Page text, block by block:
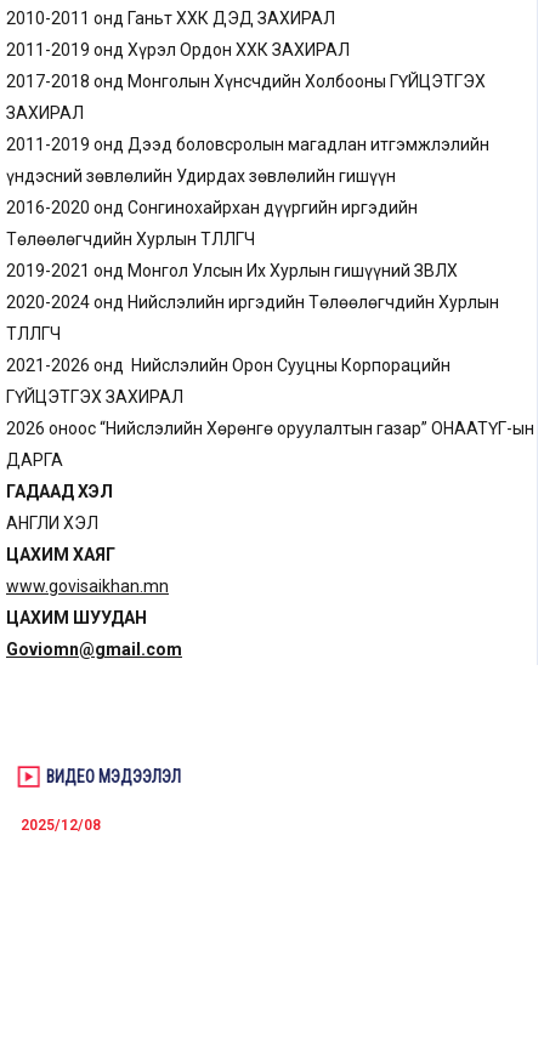
2010-2011 онд Ганьт ХХК ДЭД ЗАХИРАЛ
2011-2019 онд Хүрэл Ордон ХХК ЗАХИРАЛ
2017-2018 онд Монголын Хүнсчдийн Холбооны ГҮЙЦЭТГЭХ
ЗАХИРАЛ
2011-2019 онд Дээд боловсролын магадлан итгэмжлэлийн
үндэсний зөвлөлийн Удирдах зөвлөлийн гишүүн
2016-2020 онд Сонгинохайрхан дүүргийн иргэдийн
Төлөөлөгчдийн Хурлын ТӨЛӨӨЛӨГЧ
2019-2021 онд Монгол Улсын Их Хурлын гишүүний ЗӨВЛӨХ
2020-2024 онд Нийслэлийн иргэдийн Төлөөлөгчдийн Хурлын
ТӨЛӨӨЛӨГЧ
2021-2026 онд Нийслэлийн Орон Сууцны Корпорацийн
ГҮЙЦЭТГЭХ ЗАХИРАЛ
2026 оноос “Нийслэлийн Хөрөнгө оруулалтын газар” ОНӨААТҮГ-ын
ДАРГА
ГАДААД ХЭЛ
АНГЛИ ХЭЛ
ЦАХИМ ХАЯГ
www.govisaikhan.mn
ЦАХИМ ШУУДАН
Goviomn@gmail.com
ВИДЕО МЭДЭЭЛЭЛ
2025/12/08